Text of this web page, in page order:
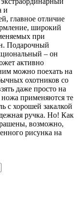
и
главное отличие
широкий
при
Подарочный
– он
активно
можно поехать на
охотников со
даже просто на
применяются те
с хорошей закалкой
ручка. Но! Как
возможно,
рисунка на